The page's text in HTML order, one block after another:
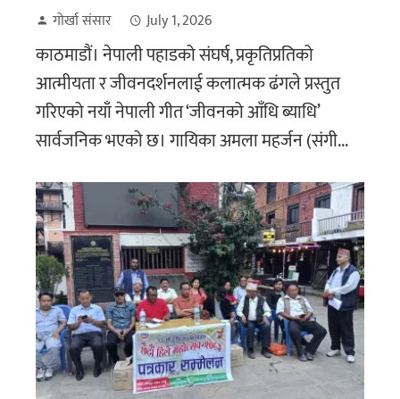
गोर्खा संसार July 1, 2026
काठमाडौं। नेपाली पहाडको संघर्ष, प्रकृतिप्रतिको
आत्मीयता र जीवनदर्शनलाई कलात्मक ढंगले प्रस्तुत
गरिएको नयाँ नेपाली गीत ‘जीवनको आँधि ब्याधि’
सार्वजनिक भएको छ। गायिका अमला महर्जन (संगी...